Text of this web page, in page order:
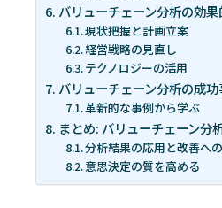
バリューチェーン分析の効
現状把握と計画立案
経営戦略の見直し
テクノロジーの活用
バリューチェーン分析の成
革新的な事例から学ぶ
まとめ: バリューチェーン分
分析結果の応用と改善へ
意思決定の質を高める